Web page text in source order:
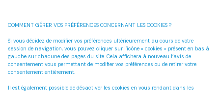
COMMENT GÉRER VOS PRÉFÉRENCES CONCERNANT LES COOKIES ?
Si vous décidez de modifier vos préférences ultérieurement au cours de votre
session de navigation, vous pouvez cliquer sur l’icône « cookies » présent en bas à
gauche sur chacune des pages du site. Cela affichera à nouveau l’avis de
consentement vous permettant de modifier vos préférences ou de retirer votre
consentement entièrement.
Il est également possible de désactiver les cookies en vous rendant dans les